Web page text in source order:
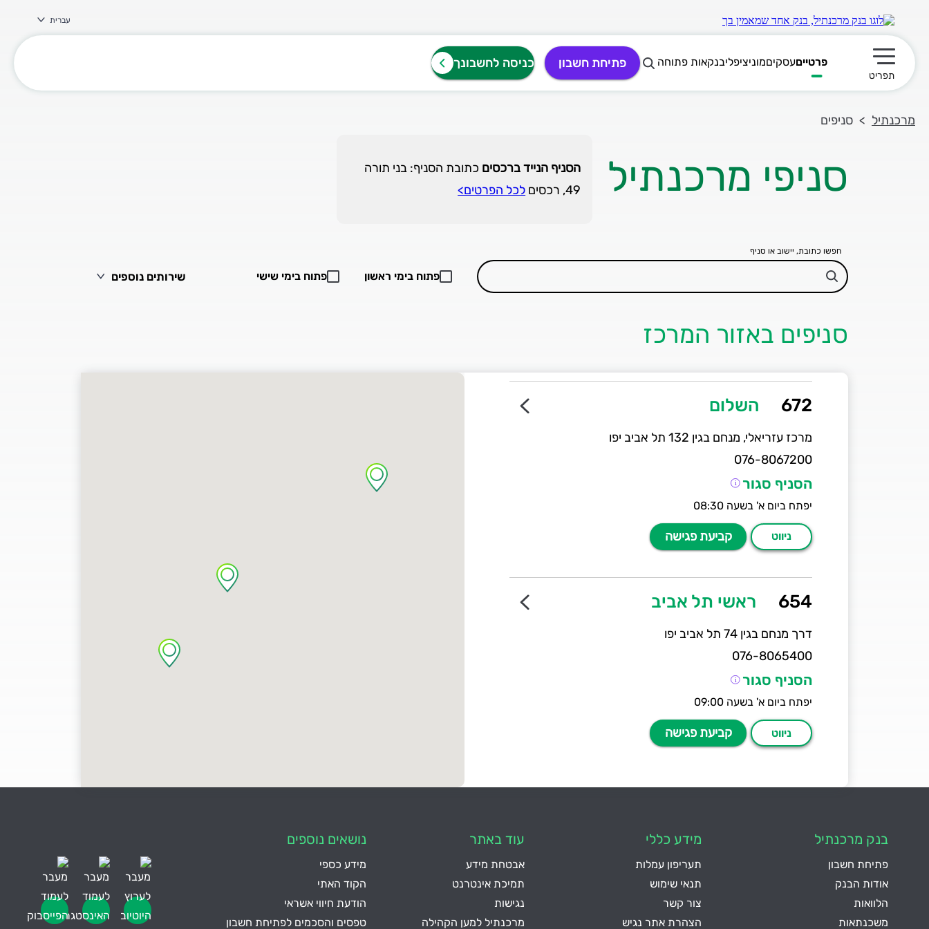
עברית
תפריט ראשי
תפריט
פרטייםעסקיםמוניציפליבנקאות פתוחה פתיחת חשבון כניסה לחשבונך
מרכנתיל סניפים
סניפי מרכנתיל הסניף הנייד ברכסים כתובת הסניף: בני תורה
49, רכסים
לכל הפרטים>
חפשו כתובת, יישוב או סניף
פתוח בימי ראשון פתוח בימי שישי שירותים נוספים
סניפים באזור המרכז
על סניף 672 - השלום
672 השלום
מרכז עזריאלי, מנחם בגין 132 תל אביב יפו
076-8067200
הסניף סגור
יפתח ביום א' בשעה 08:30
ניווט קביעת פגישה
על סניף 654 - ראשי תל אביב
654 ראשי תל אביב
דרך מנחם בגין 74 תל אביב יפו
076-8065400
הסניף סגור
יפתח ביום א' בשעה 09:00
ניווט קביעת פגישה
בנק מרכנתיל
פתיחת חשבון
אודות הבנק
הלוואות
משכנתאות
מידע כללי
תעריפון עמלות
תנאי שימוש
צור קשר
הצהרת אתר נגיש
עוד באתר
אבטחת מידע
תמיכת אינטרנט
נגישות
מרכנתיל למען הקהילה
נושאים נוספים
מידע כספי
הקוד האתי
הודעת חיווי אשראי
טפסים והסכמים לפתיחת חשבון